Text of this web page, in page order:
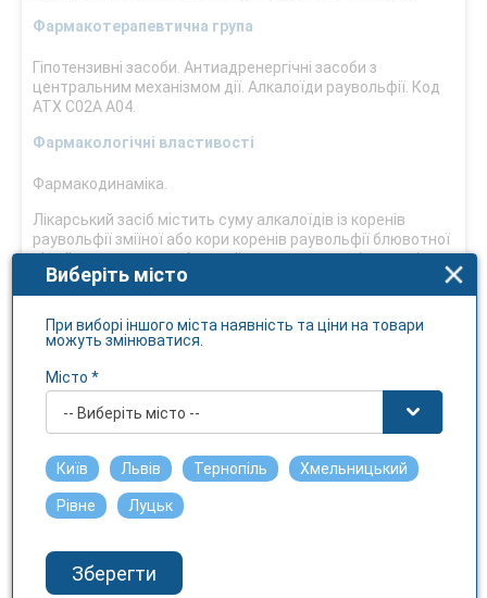
Фармакотерапевтична група
Гіпотензивні засоби. Антиадренергічні засоби з
центральним механізмом дії. Алкалоїди раувольфії. Код
АТХ С02А А04.
Фармакологічні властивості
Фармакодинаміка.
Лікарський засіб містить суму алкалоїдів із коренів
раувольфії зміїної або кори коренів раувольфії блювотної
сімейства кутрових. Алкалоїди представлені резерпіном,
серпентином, аймаліном. Загальний вміст алкалоїдів –
не менше 90 %.
Раунатин має гіпотензивний ефект, зумовлений
зниженням вмісту біогенних моноамінів (норадреналін,
дофамін, серотонін) у центральній нервовій системі
(ЦНС) (кортико-гіпоталамічних структурах, особливо
задньої частини гіпоталамусу). Порушуючи процеси
депонування медіатора у везикулах пресинаптичної
закінчень, судинній стінці, мозковому шарі надниркових
залоз, препарат блокує адренергічну передачу, що
призводить до поступового зниження артеріального
більш поступово, на відміну від резерпіну, але за
вираженістю істотно не поступається резерпіну.
Особливістю препарату є посилення клубочкової
Виберіть місто
При виборі іншого міста наявність та ціни на товари
можуть змінюватися.
Місто *
-- Виберіть місто --
Київ Львів Тернопіль Хмельницький
Рівне Луцьк
Зберегти